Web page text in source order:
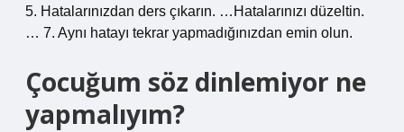
5. Hatalarınızdan ders çıkarın. …Hatalarınızı düzeltin.
… 7. Aynı hatayı tekrar yapmadığınızdan emin olun.
Çocuğum söz dinlemiyor ne
yapmalıyım?